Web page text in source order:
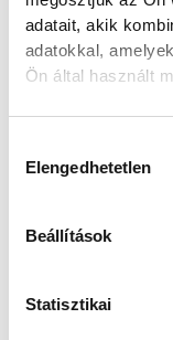
adatait, akik
adatokkal,
Ön által használt
Elengedhetetlen
Beállítások
Statisztikai
is
sikerült
utolsó
be is